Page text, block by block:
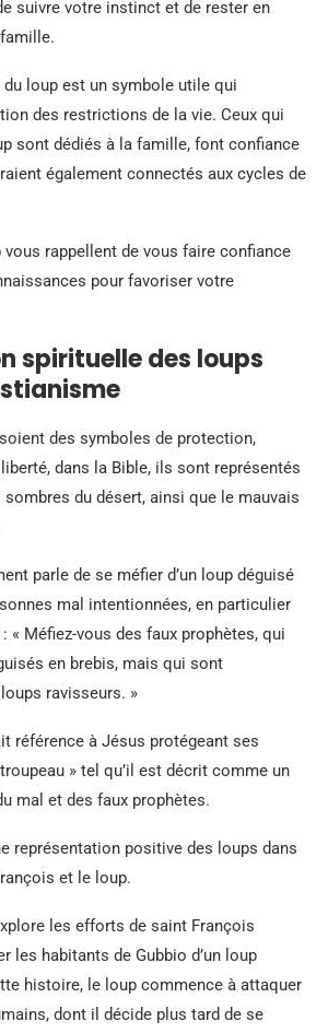
suivre votre instinct et de rester en
loup est un symbole utile qui
des restrictions de la vie. Ceux qui
sont dédiés à la famille, font confiance
également connectés aux cycles de
rappellent de vous faire confiance
pour favoriser votre
spirituelle des loups
des symboles de protection,
dans la Bible, ils sont représentés
du désert, ainsi que le mauvais
parle de se méfier d’un loup déguisé
mal intentionnées, en particulier
« Méfiez-vous des faux prophètes, qui
en brebis, mais qui sont
ravisseurs. »
référence à Jésus protégeant ses
» tel qu’il est décrit comme un
mal et des faux prophètes.
représentation positive des loups dans
et le loup.
les efforts de saint François
les habitants de Gubbio d’un loup
histoire, le loup commence à attaquer
dont il décide plus tard de se